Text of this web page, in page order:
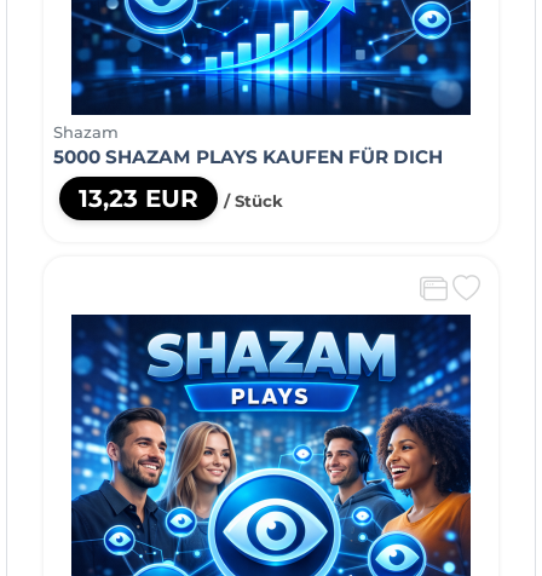
Shazam
5000 SHAZAM PLAYS KAUFEN FÜR DICH
13,23 EUR / Stück